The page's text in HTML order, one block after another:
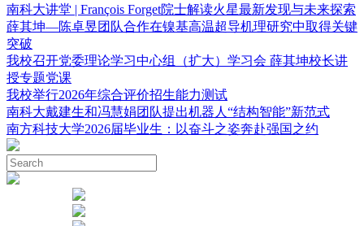
南科大讲堂 | François Forget院士解读火星最新发现与未来探索
薛其坤—陈卓昱团队合作在镍基高温超导机理研究中取得关键
突破
我校召开党委理论学习中心组（扩大）学习会 薛其坤校长讲
授专题党课
我校举行2026年综合评价招生能力测试
南科大戴建生和冯慧娟团队提出机器人“结构智能”新范式
南方科技大学2026届毕业生：以奋斗之姿奔赴强国之约